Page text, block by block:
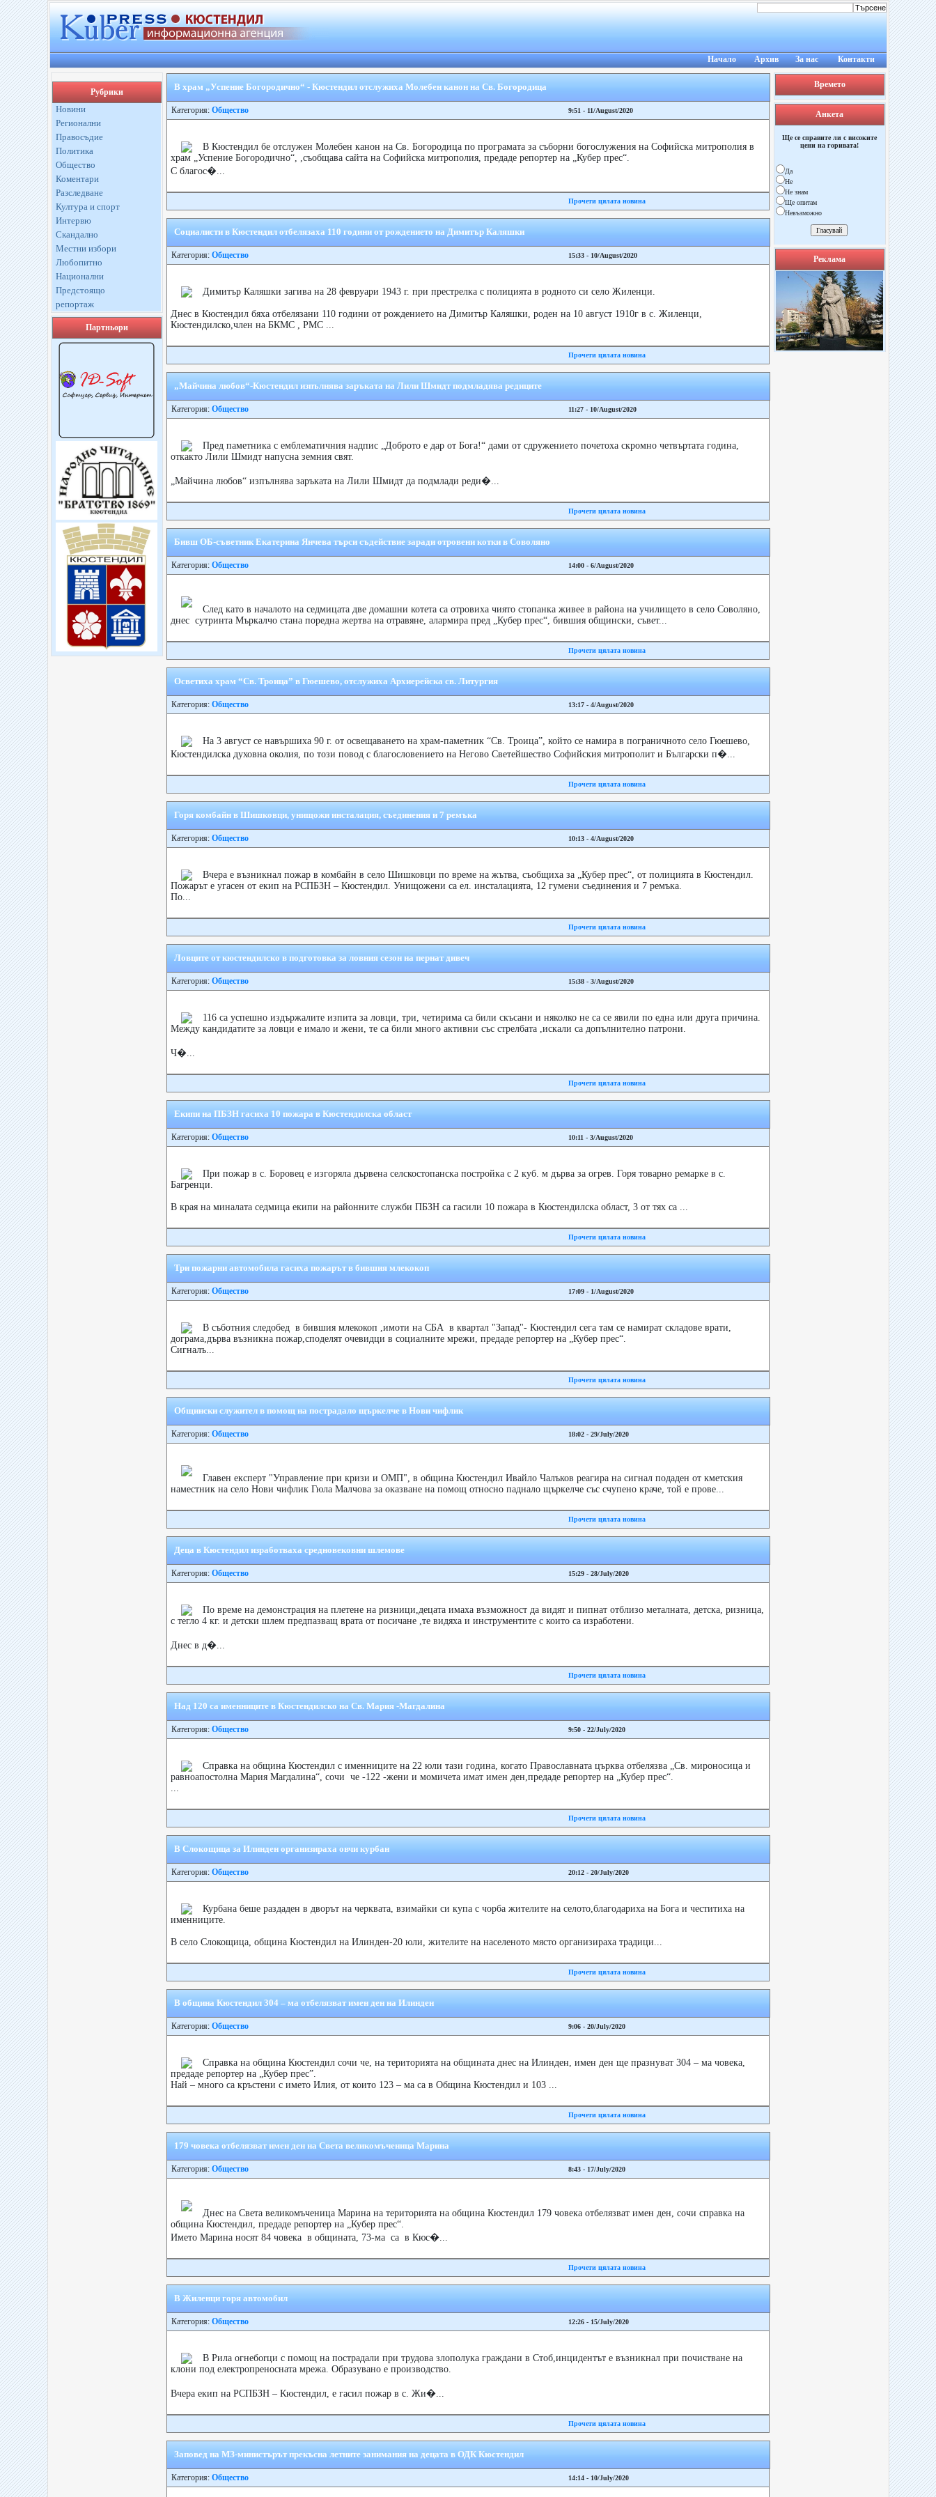
Начало Архив За нас Контакти
Рубрики
Новини
Регионални
Правосъдие
Политика
Общество
Коментари
Разследване
Култура и спорт
Интервю
Скандално
Местни избори
Любопитно
Национални
Предстоящо
репортаж
Партньори
В храм „Успение Богородично“ - Кюстендил отслужиха Молебен канон на Св. Богородица
Категория: Общество 9:51 - 11/August/2020
В Кюстендил бе отслужен Молебен канон на Св. Богородица по програмата за съборни богослужения на Софийска митрополия в
храм „Успение Богородично“, ,съобщава сайта на Софийска митрополия, предаде репортер на „Кубер прес“.
С благос�...
Прочети цялата новина
Социалисти в Кюстендил отбелязаха 110 години от рождението на Димитър Каляшки
Категория: Общество 15:33 - 10/August/2020
Димитър Каляшки загива на 28 февруари 1943 г. при престрелка с полицията в родното си село Жиленци.
Днес в Кюстендил бяха отбелязани 110 години от рождението на Димитър Каляшки, роден на 10 август 1910г в с. Жиленци,
Кюстендилско,член на БКМС , РМС ...
Прочети цялата новина
„Майчина любов“-Кюстендил изпълнява заръката на Лили Шмидт подмладява редиците
Категория: Общество 11:27 - 10/August/2020
Пред паметника с емблематичния надпис „Доброто е дар от Бога!“ дами от сдружението почетоха скромно четвъртата година,
откакто Лили Шмидт напусна земния свят.
„Майчина любов“ изпълнява заръката на Лили Шмидт да подмлади реди�...
Прочети цялата новина
Бивш ОБ-съветник Екатерина Янчева търси съдействие заради отровени котки в Соволяно
Категория: Общество 14:00 - 6/August/2020
След като в началото на седмицата две домашни котета са отровиха чиято стопанка живее в района на училището в село Соволяно,
днес сутринта Мъркалчо стана поредна жертва на отравяне, алармира пред „Кубер прес“, бившия общински, съвет...
Прочети цялата новина
Осветиха храм “Св. Троица” в Гюешево, отслужиха Архиерейска св. Литургия
Категория: Общество 13:17 - 4/August/2020
На 3 август се навършиха 90 г. от освещаването на храм-паметник “Св. Троица”, който се намира в пограничното село Гюешево,
Кюстендилска духовна околия, по този повод с благословението на Негово Светейшество Софийския митрополит и Български п�...
Прочети цялата новина
Горя комбайн в Шишковци, унищожи инсталация, съединения и 7 ремъка
Категория: Общество 10:13 - 4/August/2020
Вчера е възникнал пожар в комбайн в село Шишковци по време на жътва, съобщиха за „Кубер прес“, от полицията в Кюстендил.
Пожарът е угасен от екип на РСПБЗН – Кюстендил. Унищожени са ел. инсталацията, 12 гумени съединения и 7 ремъка.
По...
Прочети цялата новина
Ловците от кюстендилско в подготовка за ловния сезон на пернат дивеч
Категория: Общество 15:38 - 3/August/2020
116 са успешно издържалите изпита за ловци, три, четирима са били скъсани и няколко не са се явили по една или друга причина.
Между кандидатите за ловци е имало и жени, те са били много активни със стрелбата ,искали са допълнително патрони.
Ч�...
Прочети цялата новина
Екипи на ПБЗН гасиха 10 пожара в Кюстендилска област
Категория: Общество 10:11 - 3/August/2020
При пожар в с. Боровец е изгоряла дървена селскостопанска постройка с 2 куб. м дърва за огрев. Горя товарно ремарке в с.
Багренци.
В края на миналата седмица екипи на районните служби ПБЗН са гасили 10 пожара в Кюстендилска област, 3 от тях са ...
Прочети цялата новина
Три пожарни автомобила гасиха пожарът в бившия млекокоп
Категория: Общество 17:09 - 1/August/2020
В съботния следобед в бившия млекокоп ,имоти на СБА в квартал "Запад"- Кюстендил сега там се намират складове врати,
дограма,дърва възникна пожар,споделят очевидци в социалните мрежи, предаде репортер на „Кубер прес“.
Сигналъ...
Прочети цялата новина
Общински служител в помощ на пострадало щъркелче в Нови чифлик
Категория: Общество 18:02 - 29/July/2020
Главен експерт "Управление при кризи и ОМП", в община Кюстендил Ивайло Чалъков реагира на сигнал подаден от кметския
наместник на село Нови чифлик Гюла Малчова за оказване на помощ относно паднало щъркелче със счупено краче, той е прове...
Прочети цялата новина
Деца в Кюстендил изработваха средновековни шлемове
Категория: Общество 15:29 - 28/July/2020
По време на демонстрация на плетене на ризници,децата имаха възможност да видят и пипнат отблизо металната, детска, ризница,
с тегло 4 кг. и детски шлем предпазващ врата от посичане ,те видяха и инструментите с които са изработени.
Днес в д�...
Прочети цялата новина
Над 120 са именниците в Кюстендилско на Св. Мария -Магдалина
Категория: Общество 9:50 - 22/July/2020
Справка на община Кюстендил с именниците на 22 юли тази година, когато Православната църква отбелязва „Св. мироносица и
равноапостолна Мария Магдалина“, сочи че -122 -жени и момичета имат имен ден,предаде репортер на „Кубер прес“.
...
Прочети цялата новина
В Слокощица за Илиндeн организираха овчи курбан
Категория: Общество 20:12 - 20/July/2020
Курбана беше раздаден в дворът на черквата, взимайки си купа с чорба жителите на селото,благодариха на Бога и честитиха на
именниците.
В село Слокощица, община Кюстендил на Илинден-20 юли, жителите на населеното място организираха традици...
Прочети цялата новина
В община Кюстендил 304 – ма отбелязвaт имен ден на Илинден
Категория: Общество 9:06 - 20/July/2020
Справка на община Кюстендил сочи че, на територията на общината днес на Илинден, имен ден ще празнуват 304 – ма човека,
предаде репортер на „Кубер прес”.
Най – много са кръстени с името Илия, от които 123 – ма са в Община Кюстендил и 103 ...
Прочети цялата новина
179 човека отбелязват имен ден на Света великомъченица Марина
Категория: Общество 8:43 - 17/July/2020
Днес на Света великомъченица Марина на територията на община Кюстендил 179 човека отбелязват имен ден, сочи справка на
община Кюстендил, предаде репортер на „Кубер прес“.
Името Марина носят 84 човека в общината, 73-ма са в Кюс�...
Прочети цялата новина
В Жиленци горя автомобил
Категория: Общество 12:26 - 15/July/2020
В Рила огнебоrци с помощ на пострадали при трудова злополука граждани в Стоб,инцидентът е възникнал при почистване на
клони под електропреносната мрежа. Образувано е производство.
Вчера екип на РСПБЗН – Кюстендил, е гасил пожар в с. Жи�...
Прочети цялата новина
Заповед на МЗ-министърът прекъсна летните занимания на децата в ОДК Кюстендил
Категория: Общество 14:14 - 10/July/2020
Времето
Анкета
Ще се справите ли с високите
цени на горивата!
Да
Не
Не знам
Ще опитам
Невъзможно
Реклама